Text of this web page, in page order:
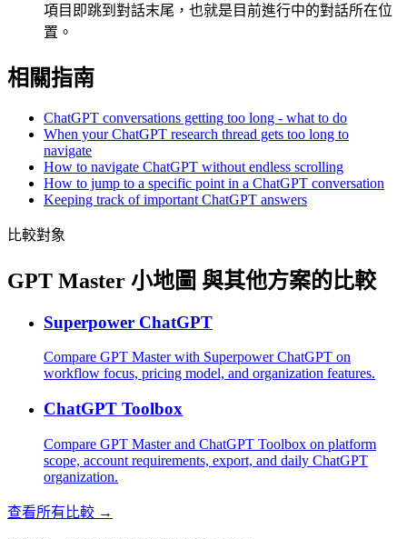
項目即跳到對話末尾，也就是目前進行中的對話所在位
置。
相關指南
ChatGPT conversations getting too long - what to do
When your ChatGPT research thread gets too long to
navigate
How to navigate ChatGPT without endless scrolling
How to jump to a specific point in a ChatGPT conversation
Keeping track of important ChatGPT answers
比較對象
GPT Master 小地圖 與其他方案的比較
Superpower ChatGPT
Compare GPT Master with Superpower ChatGPT on
workflow focus, pricing model, and organization features.
ChatGPT Toolbox
Compare GPT Master and ChatGPT Toolbox on platform
scope, account requirements, export, and daily ChatGPT
organization.
查看所有比較 →